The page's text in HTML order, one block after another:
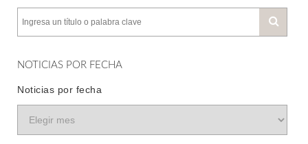
NOTICIAS POR FECHA
Noticias por fecha